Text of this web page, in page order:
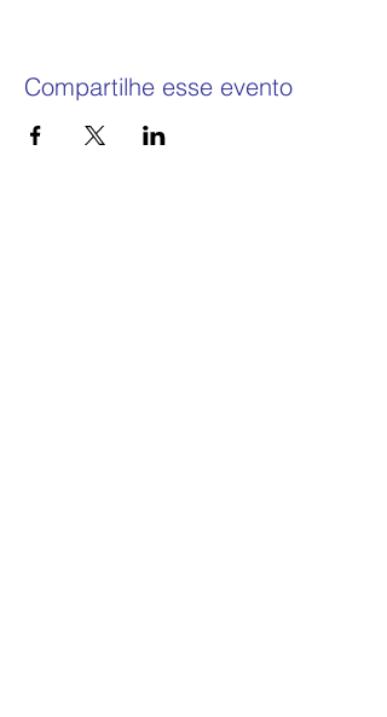
Compartilhe esse evento